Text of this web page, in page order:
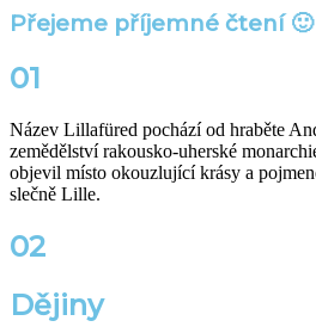
Přejeme příjemné čtení 🙂
01
Název Lillafüred pochází od hraběte
zemědělství rakousko-uherské
objevil místo okouzlující krásy a
slečně Lille.
02
Dějiny